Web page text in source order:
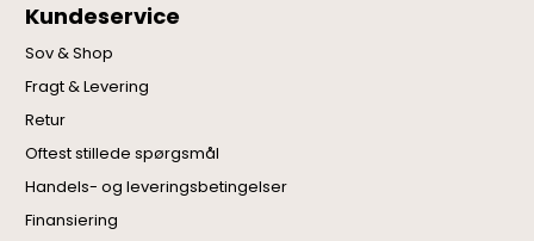
Kundeservice
Sov & Shop
Fragt & Levering
Retur
Oftest stillede spørgsmål
Handels- og leveringsbetingelser
Finansiering